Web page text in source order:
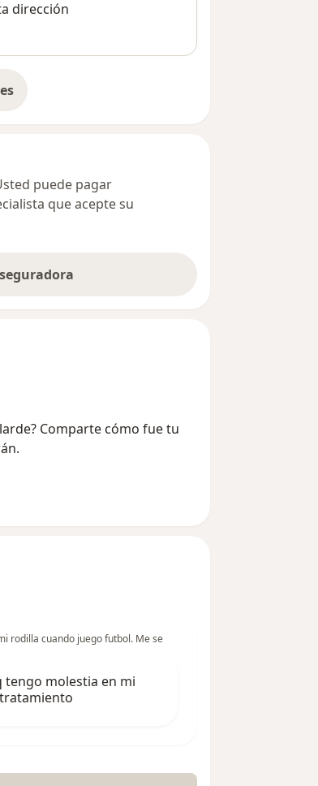
dirección
puede pagar
que acepte su
Comparte cómo fue tu
rodilla cuando juego futbol. Me se
tengo molestia en mi